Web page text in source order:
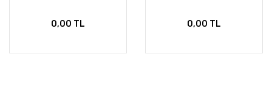
0,00 TL 0,00 TL